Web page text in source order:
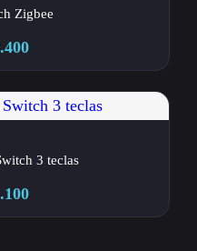
Zigbee
3 teclas